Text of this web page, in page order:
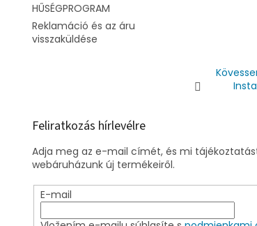
HŰSÉGPROGRAM
Reklamáció és az áru
visszaküldése
Feliratkozás hírlevélre
Adja meg az e-mail címét, és mi
webáruházunk új termékeiről.
E-mail